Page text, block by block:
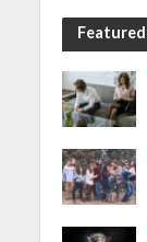
Featured